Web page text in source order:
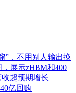
”，不用别人输出换
展示zHBM和400
超预期增长
亿回购